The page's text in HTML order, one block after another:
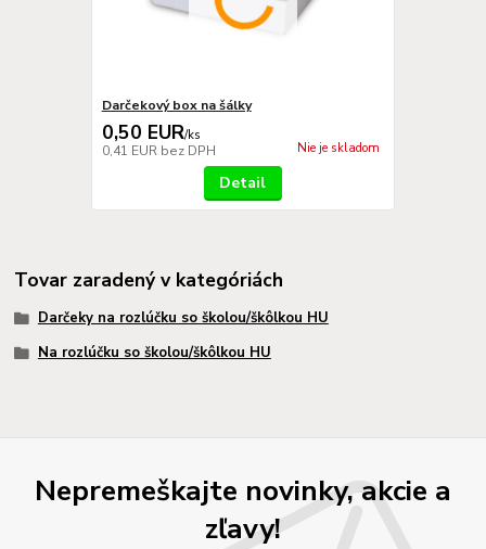
Darčekový box na šálky
0,50 EUR/ks
0,41 EUR bez DPH Nie je skladom
Detail
Tovar zaradený v kategóriách
Darčeky na rozlúčku so školou/škôlkou HU
Na rozlúčku so školou/škôlkou HU
Nepremeškajte novinky, akcie a
zľavy!